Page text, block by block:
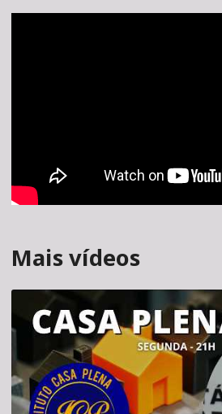
Mais vídeos